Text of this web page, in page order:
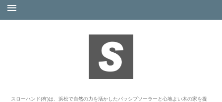
スローハンド(有)は、浜松で自然の力を活かしたパッシブソーラーと心地よい木の家を提